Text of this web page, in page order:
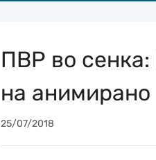
ПВР во сенка:
на анимирано
25/07/2018